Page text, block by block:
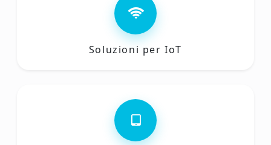
Soluzioni per IoT